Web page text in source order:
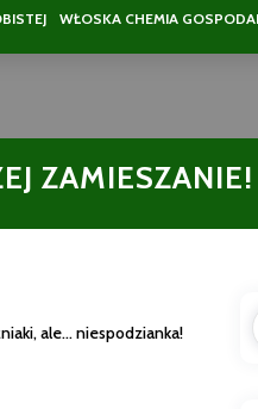
WŁOSKA CHEMIA
ale… niespodzianka!